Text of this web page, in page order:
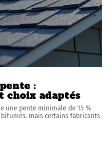
:
choix adaptés
une pente minimale de 15 %
mais certains fabricants